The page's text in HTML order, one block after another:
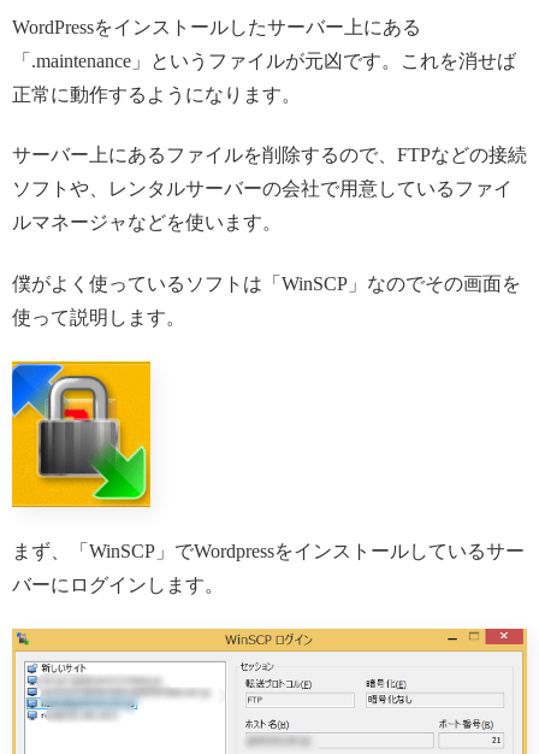
WordPressをインストールしたサーバー上にある
「.maintenance」というファイルが元凶です。これを消せば
正常に動作するようになります。
サーバー上にあるファイルを削除するので、FTPなどの接続
ソフトや、レンタルサーバーの会社で用意しているファイ
ルマネージャなどを使います。
僕がよく使っているソフトは「WinSCP」なのでその画面を
使って説明します。
まず、「WinSCP」でWordpressをインストールしているサー
バーにログインします。